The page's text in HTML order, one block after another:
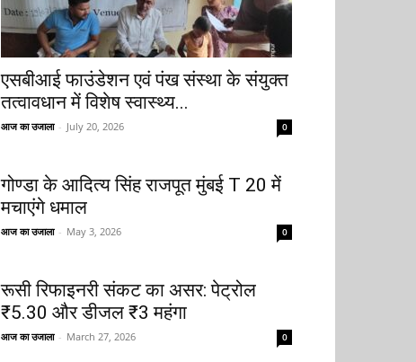
एसबीआई फाउंडेशन एवं पंख संस्था के संयुक्त
तत्वावधान में विशेष स्वास्थ्य...
आज का उजाला - July 20, 2026 0
गोण्डा के आदित्य सिंह राजपूत मुंबई T 20 में
मचाएंगे धमाल
आज का उजाला - May 3, 2026 0
रूसी रिफाइनरी संकट का असर: पेट्रोल
₹5.30 और डीजल ₹3 महंगा
आज का उजाला - March 27, 2026 0